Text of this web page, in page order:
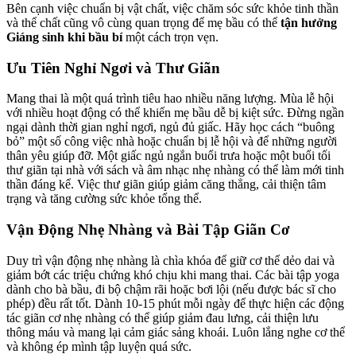
Bên cạnh việc chuẩn bị vật chất, việc chăm sóc sức khỏe tinh thần
và thể chất cũng vô cùng quan trọng để mẹ bầu có thể tận hưởng
Giáng sinh khi bầu bímột cách trọn vẹn.
Ưu Tiên Nghỉ Ngơi và Thư Giãn
Mang thai là một quá trình tiêu hao nhiều năng lượng. Mùa lễ hội
với nhiều hoạt động có thể khiến mẹ bầu dễ bị kiệt sức. Đừng ngần
ngại dành thời gian nghỉ ngơi, ngủ đủ giấc. Hãy học cách “buông
bỏ” một số công việc nhà hoặc chuẩn bị lễ hội và để những người
thân yêu giúp đỡ. Một giấc ngủ ngắn buổi trưa hoặc một buổi tối
thư giãn tại nhà với sách và âm nhạc nhẹ nhàng có thể làm mới tinh
thần đáng kể. Việc thư giãn giúp giảm căng thẳng, cải thiện tâm
trạng và tăng cường sức khỏe tổng thể.
Vận Động Nhẹ Nhàng và Bài Tập Giãn Cơ
Duy trì vận động nhẹ nhàng là chìa khóa để giữ cơ thể dẻo dai và
giảm bớt các triệu chứng khó chịu khi mang thai. Các bài tập yoga
dành cho bà bầu, đi bộ chậm rãi hoặc bơi lội (nếu được bác sĩ cho
phép) đều rất tốt. Dành 10-15 phút mỗi ngày để thực hiện các động
tác giãn cơ nhẹ nhàng có thể giúp giảm đau lưng, cải thiện lưu
thông máu và mang lại cảm giác sảng khoái. Luôn lắng nghe cơ thể
và không ép mình tập luyện quá sức.